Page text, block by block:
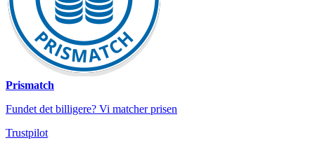
Prismatch
Fundet det billigere? Vi matcher prisen
Trustpilot